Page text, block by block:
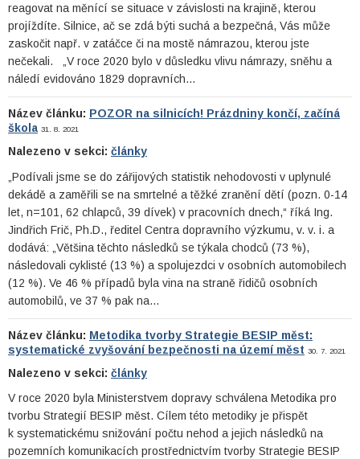
reagovat na měnící se situace v závislosti na krajině, kterou
projíždíte. Silnice, ač se zdá býti suchá a bezpečná, Vás může
zaskočit např. v zatáčce či na mostě námrazou, kterou jste
nečekali. „V roce 2020 bylo v důsledku vlivu námrazy, sněhu a
náledí evidováno 1829 dopravních…
Název článku: POZOR na silnicích! Prázdniny končí, začíná
škola 31. 8. 2021
Nalezeno v sekci: články
„Podívali jsme se do zářijových statistik nehodovosti v uplynulé
dekádě a zaměřili se na smrtelné a těžké zranění dětí (pozn. 0-14
let, n=101, 62 chlapců, 39 dívek) v pracovních dnech,“ říká Ing.
Jindřich Frič, Ph.D., ředitel Centra dopravního výzkumu, v. v. i. a
dodává: „Většina těchto následků se týkala chodců (73 %),
následovali cyklisté (13 %) a spolujezdci v osobních automobilech
(12 %). Ve 46 % případů byla vina na straně řidičů osobních
automobilů, ve 37 % pak na…
Název článku: Metodika tvorby Strategie BESIP měst:
systematické zvyšování bezpečnosti na území měst 30. 7. 2021
Nalezeno v sekci: články
V roce 2020 byla Ministerstvem dopravy schválena Metodika pro
tvorbu Strategií BESIP měst. Cílem této metodiky je přispět
k systematickému snižování počtu nehod a jejich následků na
pozemních komunikacích prostřednictvím tvorby Strategie BESIP